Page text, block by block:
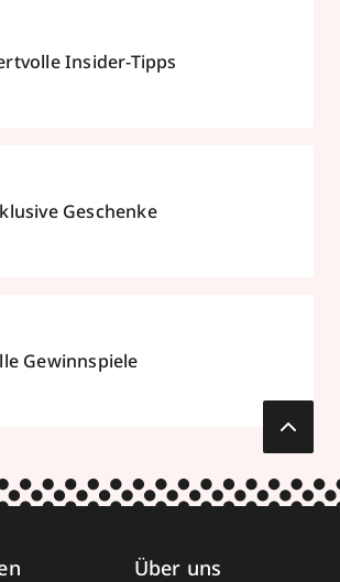
Insider-Tipps
Geschenke
Gewinnspiele
Über uns